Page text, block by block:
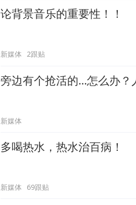
论背景音乐的重要性！！
新媒体 2跟贴
旁边有个抢活的…怎么办？
新媒体
多喝热水，热水治百病！
新媒体 69跟贴